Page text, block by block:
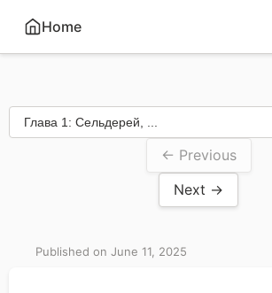
Home
← Previous
Next →
Published on June 11, 2025